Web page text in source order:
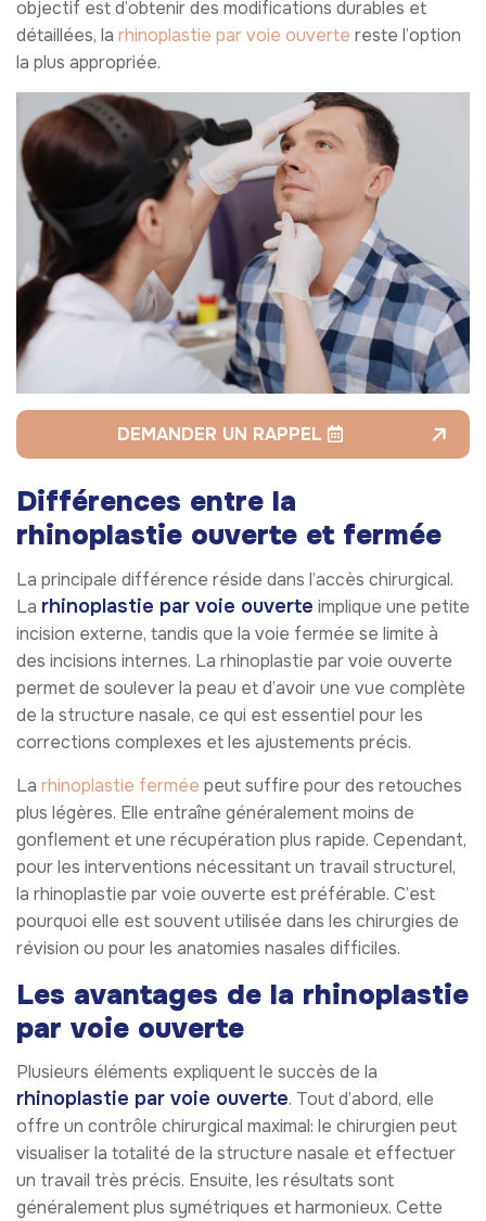
objectif est d’obtenir des modifications durables et
détaillées, la rhinoplastie par voie ouverte reste l’option
la plus appropriée.
DEMANDER UN RAPPEL
Différences entre la
rhinoplastie ouverte et fermée
La principale différence réside dans l’accès chirurgical.
La rhinoplastie par voie ouverte implique une petite
incision externe, tandis que la voie fermée se limite à
des incisions internes. La rhinoplastie par voie ouverte
permet de soulever la peau et d’avoir une vue complète
de la structure nasale, ce qui est essentiel pour les
corrections complexes et les ajustements précis.
La rhinoplastie fermée peut suffire pour des retouches
plus légères. Elle entraîne généralement moins de
gonflement et une récupération plus rapide. Cependant,
pour les interventions nécessitant un travail structurel,
la rhinoplastie par voie ouverte est préférable. C’est
pourquoi elle est souvent utilisée dans les chirurgies de
révision ou pour les anatomies nasales difficiles.
Les avantages de la rhinoplastie
par voie ouverte
Plusieurs éléments expliquent le succès de la
rhinoplastie par voie ouverte. Tout d’abord, elle
offre un contrôle chirurgical maximal: le chirurgien peut
visualiser la totalité de la structure nasale et effectuer
un travail très précis. Ensuite, les résultats sont
généralement plus symétriques et harmonieux. Cette